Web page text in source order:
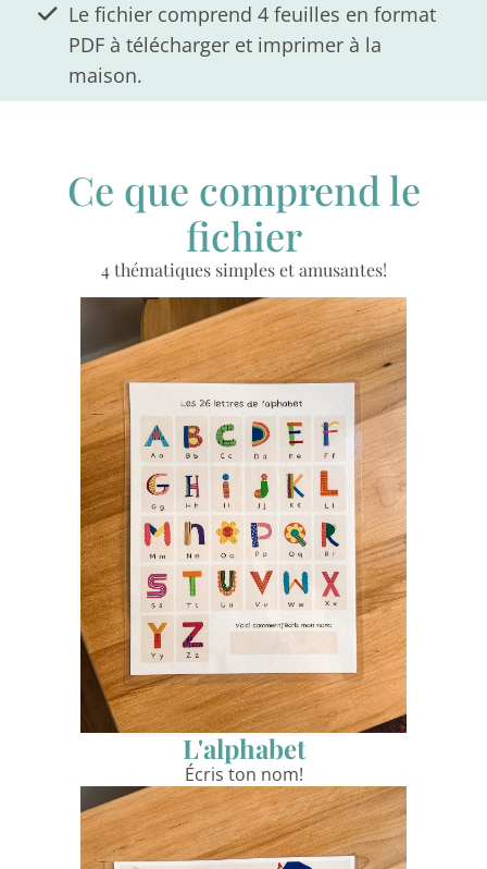
Le fichier comprend 4 feuilles en format
PDF à télécharger et imprimer à la
maison.
Ce que comprend le
fichier
4 thématiques simples et amusantes!
L'alphabet
Écris ton nom!